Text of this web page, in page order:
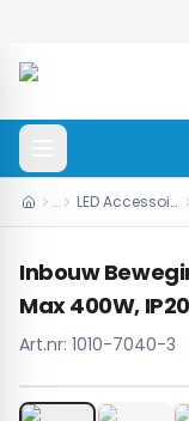
… LED Accessoires
Inbouw
Max 400W,
Art.nr: 1010-7040-3